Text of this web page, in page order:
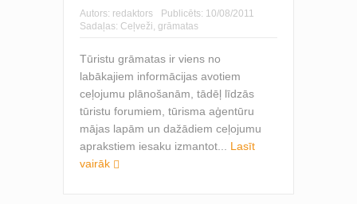
Autors: redaktors Publicēts: 10/08/2011
Sadaļas: Ceļveži, grāmatas
Tūristu grāmatas ir viens no
labākajiem informācijas avotiem
ceļojumu plānošanām, tādēļ līdzās
tūristu forumiem, tūrisma aģentūru
mājas lapām un dažādiem ceļojumu
aprakstiem iesaku izmantot... Lasīt
vairāk